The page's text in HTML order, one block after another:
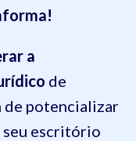
a
de
de potencializar
seu escritório